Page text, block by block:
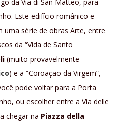
da Via di San Matteo, para
Este edifício românico e
série de obras Arte, entre
da “Vida de Santo
(muito provavelmente
) e a “Coroação da Virgem”,
pode voltar para a Porta
ou escolher entre a Via delle
chegar na Piazza della